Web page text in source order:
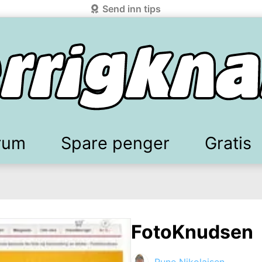
Send inn tips
Spare penger Gratis
& kuponger
FotoKnudsen